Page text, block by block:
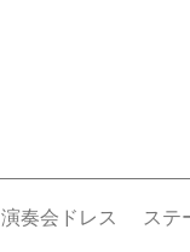
演奏会ドレス ステ